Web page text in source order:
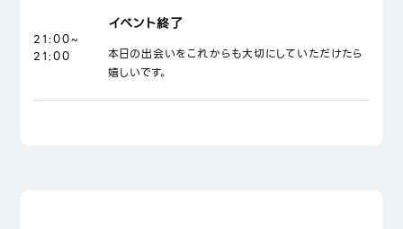
21:00~
21:00
イベント終了
本日の出会いをこれからも大切にしていただけたら
嬉しいです。